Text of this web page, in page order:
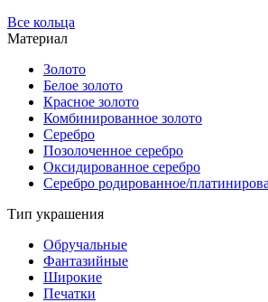
Все кольца
Материал
Золото
Белое золото
Красное золото
Комбинированное золото
Серебро
Позолоченное серебро
Оксидированное серебро
Серебро родированное/
Тип украшения
Обручальные
Фантазийные
Широкие
Печатки